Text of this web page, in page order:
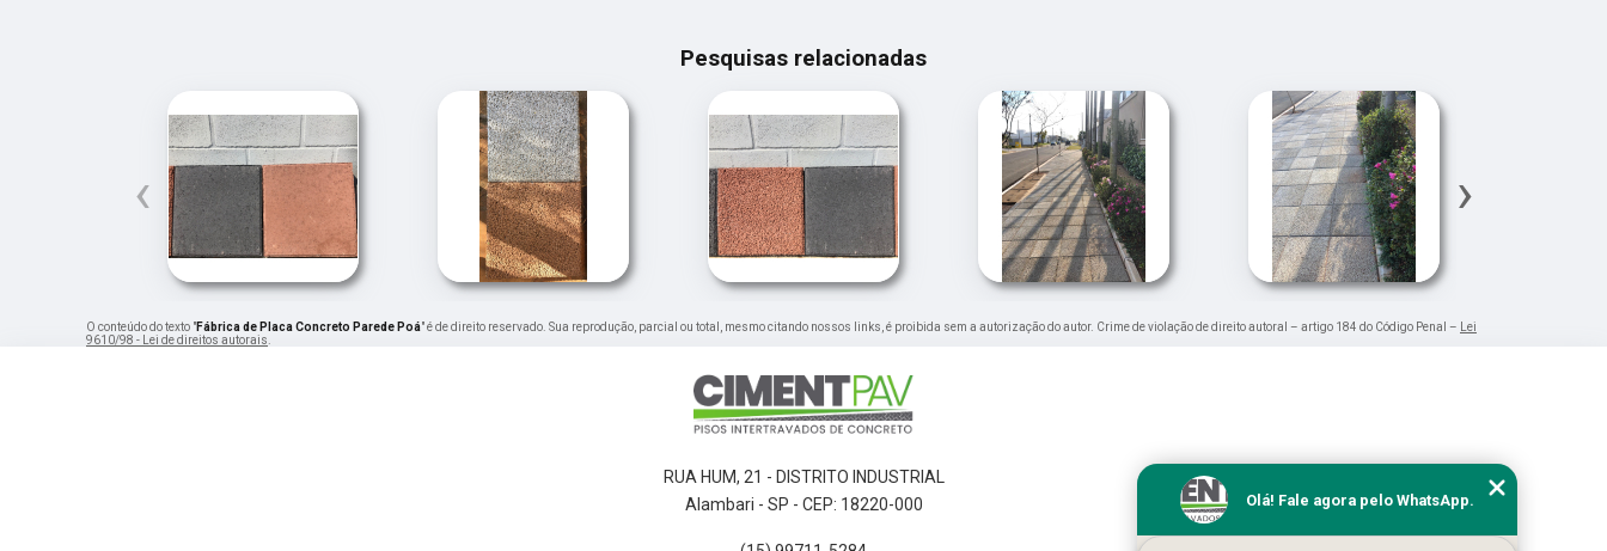
Pesquisas relacionadas
‹ ›
O conteúdo do texto "Fábrica de Placa Concreto Parede Poá" é de direito reservado. Sua reprodução, parcial ou total, mesmo citando nossos links, é proibida sem a autorização do autor. Crime de violação de direito autoral – artigo 184 do Código Penal – Lei
9610/98 - Lei de direitos autorais.
RUA HUM, 21 - DISTRITO INDUSTRIAL
Alambari - SP - CEP: 18220-000
Olá! Fale agora pelo WhatsApp.